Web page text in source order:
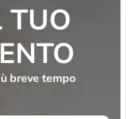
TUO
breve tempo